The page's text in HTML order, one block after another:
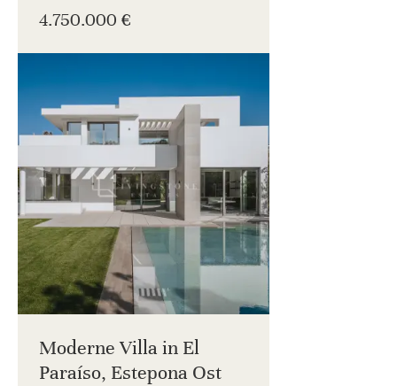
4.750.000 €
Moderne Villa in El
Paraíso, Estepona Ost